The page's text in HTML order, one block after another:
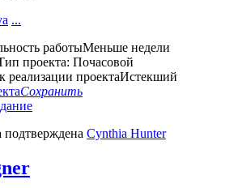
...
Меньше недели
проекта: Почасовой
Истекший
Сохранить
Cynthia Hunter